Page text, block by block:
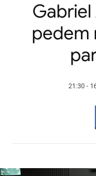
Gabriel
pedem
21:30 -